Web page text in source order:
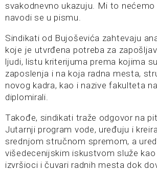
svakodnevno ukazuju. Mi to nećemo
navodi se u pismu.
Sindikati od Bujoševića zahtevaju
koje je utvrđena potreba za
ljudi, listu kriterijuma prema kojima
zaposlenja i na koja radna mesta,
novog kadra, kao i nazive fakulteta
diplomirali.
Takođe, sindikati traže odgovor na
Jutarnji program vode, uređuju i
srednjom stručnom spremom, a
višedecenijskim iskustvom služe
izvršioci i čuvari radnih mesta dok